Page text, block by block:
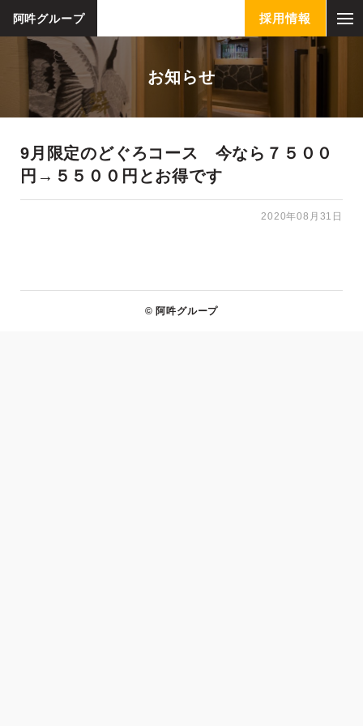
阿吽グループ 採用情報
お知らせ
9月限定のどぐろコース 今なら７５００
円→５５００円とお得です
2020年08月31日
© 阿吽グループ